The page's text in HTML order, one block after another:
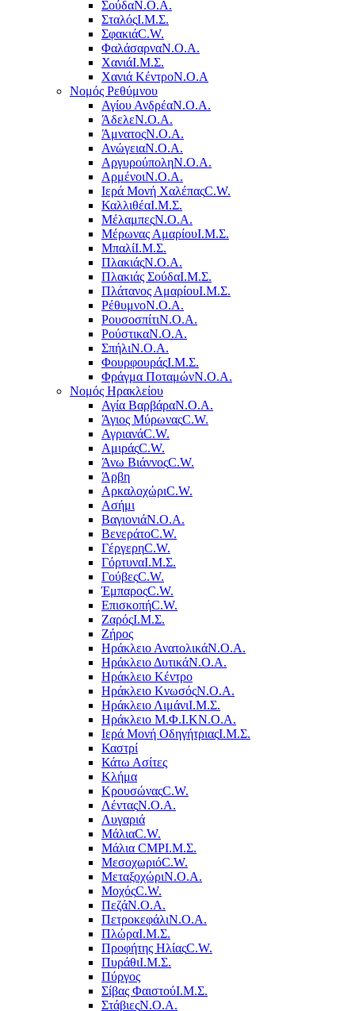
ΣούδαΝ.Ο.Α.
ΣταλόςΙ.Μ.Σ.
ΣφακιάC.W.
ΦαλάσαρναΝ.Ο.Α.
ΧανιάΙ.Μ.Σ.
Χανιά ΚέντροN.O.A
Νομός Ρεθύμνου
Αγίου ΑνδρέαΝ.Ο.Α.
ΆδελεΝ.Ο.Α.
ΆμνατοςΝ.Ο.Α.
ΑνώγειαΝ.Ο.Α.
ΑργυρούποληΝ.Ο.Α.
ΑρμένοιΝ.Ο.Α.
Ιερά Μονή ΧαλέπαςC.W.
ΚαλλιθέαΙ.Μ.Σ.
ΜέλαμπεςΝ.Ο.Α.
Μέρωνας ΑμαρίουΙ.Μ.Σ.
ΜπαλίΙ.Μ.Σ.
ΠλακιάςΝ.Ο.Α.
Πλακιάς ΣούδαΙ.Μ.Σ.
Πλάτανος ΑμαρίουΙ.Μ.Σ.
ΡέθυμνοΝ.Ο.Α.
ΡουσοσπίτιΝ.Ο.Α.
ΡούστικαΝ.Ο.Α.
ΣπήλιΝ.Ο.Α.
ΦουρφουράςΙ.Μ.Σ.
Φράγμα ΠοταμώνΝ.Ο.Α.
Νομός Ηρακλείου
Αγία ΒαρβάραΝ.Ο.Α.
Άγιος ΜύρωναςC.W.
ΑγριανάC.W.
ΑμιράςC.W.
Άνω ΒιάννοςC.W.
Άρβη
ΑρκαλοχώριC.W.
Ασήμι
ΒαγιονιάΝ.Ο.Α.
ΒενεράτοC.W.
ΓέργερηC.W.
ΓόρτυναΙ.Μ.Σ.
ΓούβεςC.W.
ΈμπαροςC.W.
ΕπισκοπήC.W.
ΖαρόςΙ.Μ.Σ.
Ζήρος
Ηράκλειο ΑνατολικάΝ.Ο.Α.
Ηράκλειο ΔυτικάΝ.Ο.Α.
Ηράκλειο Κέντρο
Ηράκλειο ΚνωσόςΝ.Ο.Α.
Ηράκλειο ΛιμάνιΙ.Μ.Σ.
Ηράκλειο Μ.Φ.Ι.ΚΝ.Ο.Α.
Ιερά Μονή ΟδηγήτριαςΙ.Μ.Σ.
Καστρί
Κάτω Ασίτες
Κλήμα
ΚρουσώναςC.W.
ΛένταςΝ.Ο.Α.
Λυγαριά
ΜάλιαC.W.
Μάλια CMPΙ.Μ.Σ.
ΜεσοχωριόC.W.
ΜεταξοχώριΝ.Ο.Α.
ΜοχόςC.W.
ΠεζάΝ.Ο.Α.
ΠετροκεφάλιΝ.Ο.Α.
ΠλώραΙ.Μ.Σ.
Προφήτης ΗλίαςC.W.
ΠυράθιΙ.Μ.Σ.
Πύργος
Σίβας ΦαιστούΙ.Μ.Σ.
ΣτάβιεςΝ.Ο.Α.